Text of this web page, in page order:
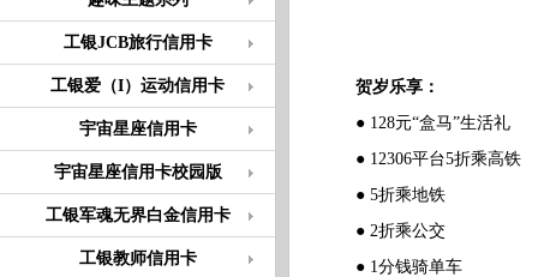
工银JCB旅行信用卡
工银爱（I）运动信用卡
宇宙星座信用卡
宇宙星座信用卡校园版
工银军魂无界白金信用卡
工银教师信用卡
贺岁乐享：
● 128元“盒马”生活礼
● 12306平台5折乘高铁
● 5折乘地铁
● 2折乘公交
● 1分钱骑单车